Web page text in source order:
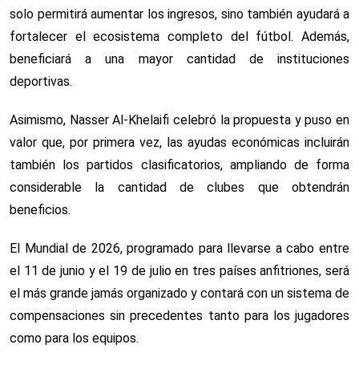
solo permitirá aumentar los ingresos, sino también ayudará a
fortalecer el ecosistema completo del fútbol. Además,
beneficiará a una mayor cantidad de instituciones
deportivas.
Asimismo, Nasser Al-Khelaifi celebró la propuesta y puso en
valor que, por primera vez, las ayudas económicas incluirán
también los partidos clasificatorios, ampliando de forma
considerable la cantidad de clubes que obtendrán
beneficios.
El Mundial de 2026, programado para llevarse a cabo entre
el 11 de junio y el 19 de julio en tres países anfitriones, será
el más grande jamás organizado y contará con un sistema de
compensaciones sin precedentes tanto para los jugadores
como para los equipos.